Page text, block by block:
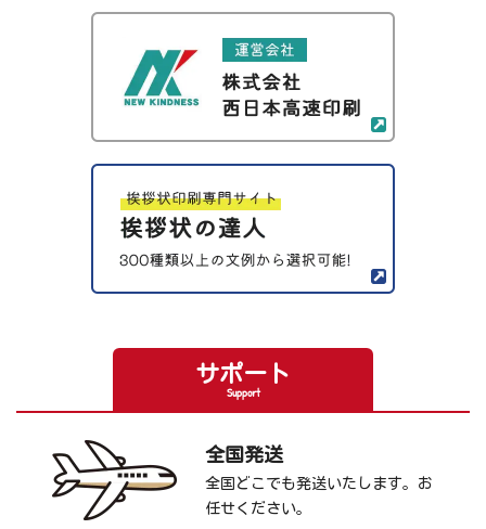
サポート
Support
全国発送
全国どこでも発送いたします。お
任せください。